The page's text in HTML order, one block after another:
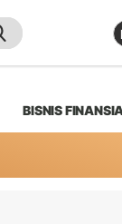
BISNIS